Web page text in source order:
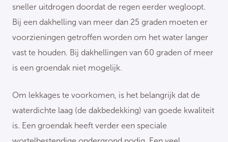
sneller uitdrogen doordat de regen eerder wegloopt.
Bij een dakhelling van meer dan 25 graden moeten er
voorzieningen getroffen worden om het water langer
vast te houden. Bij dakhellingen van 60 graden of meer
is een groendak niet mogelijk.
Om lekkages te voorkomen, is het belangrijk dat de
waterdichte laag (de dakbedekking) van goede kwaliteit
is. Een groendak heeft verder een speciale